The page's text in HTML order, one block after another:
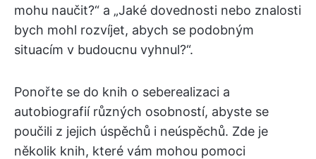
mohu naučit?“ a „Jaké dovednosti nebo znalosti
bych mohl rozvíjet, abych se podobným
situacím v budoucnu vyhnul?“.
Ponořte se do knih o seberealizaci a
autobiografií různých osobností, abyste se
poučili z jejich úspěchů i neúspěchů. Zde je
několik knih, které vám mohou pomoci